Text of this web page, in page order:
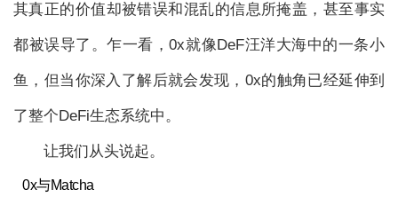
其真正的价值却被错误和混乱的信息所掩盖，甚至事实
都被误导了。乍一看，0x就像DeF汪洋大海中的一条小
鱼，但当你深入了解后就会发现，0x的触角已经延伸到
了整个DeFi生态系统中。
让我们从头说起。
0x与Matcha